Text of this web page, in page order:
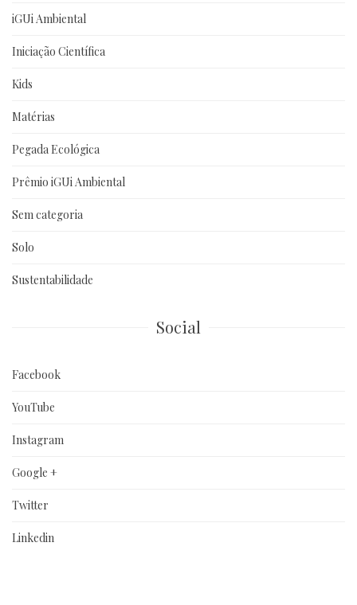
iGUi Ambiental
Iniciação Científica
Kids
Matérias
Pegada Ecológica
Prêmio iGUi Ambiental
Sem categoria
Solo
Sustentabilidade
Social
Facebook
YouTube
Instagram
Google +
Twitter
Linkedin